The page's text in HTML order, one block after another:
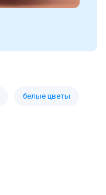
белые цветы